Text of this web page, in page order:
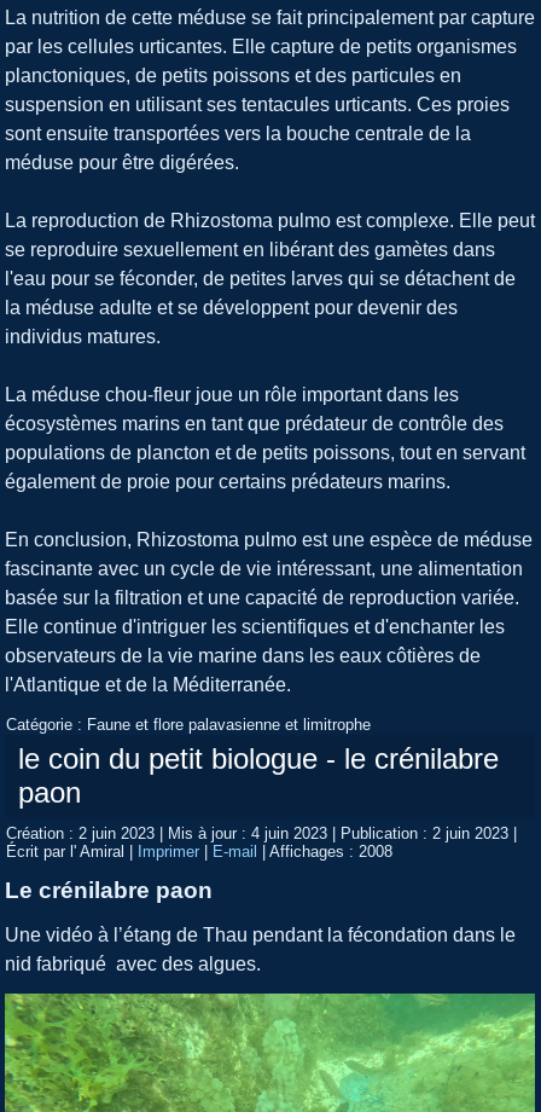
La nutrition de cette méduse se fait principalement par capture
par les cellules urticantes. Elle capture de petits organismes
planctoniques, de petits poissons et des particules en
suspension en utilisant ses tentacules urticants. Ces proies
sont ensuite transportées vers la bouche centrale de la
méduse pour être digérées.
La reproduction de Rhizostoma pulmo est complexe. Elle peut
se reproduire sexuellement en libérant des gamètes dans
l'eau pour se féconder, de petites larves qui se détachent de
la méduse adulte et se développent pour devenir des
individus matures.
La méduse chou-fleur joue un rôle important dans les
écosystèmes marins en tant que prédateur de contrôle des
populations de plancton et de petits poissons, tout en servant
également de proie pour certains prédateurs marins.
En conclusion, Rhizostoma pulmo est une espèce de méduse
fascinante avec un cycle de vie intéressant, une alimentation
basée sur la filtration et une capacité de reproduction variée.
Elle continue d'intriguer les scientifiques et d'enchanter les
observateurs de la vie marine dans les eaux côtières de
l'Atlantique et de la Méditerranée.
Catégorie : Faune et flore palavasienne et limitrophe
le coin du petit biologue - le crénilabre
paon
Création : 2 juin 2023 | Mis à jour : 4 juin 2023 | Publication : 2 juin 2023 |
Écrit par l' Amiral | Imprimer | E-mail |Affichages : 2008
Le crénilabre paon
Une vidéo à l’étang de Thau pendant la fécondation dans le
nid fabriqué avec des algues.